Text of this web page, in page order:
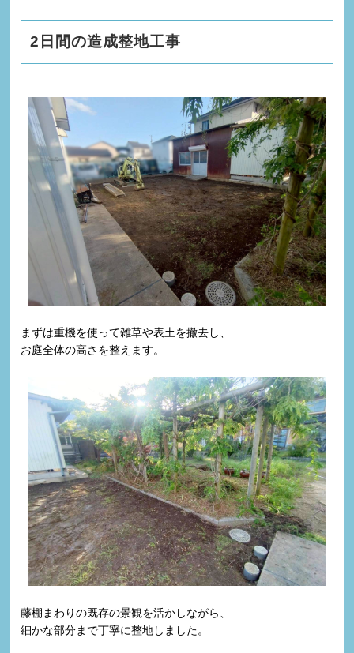
2日間の造成整地工事
まずは重機を使って雑草や表土を撤去し、
お庭全体の高さを整えます。
藤棚まわりの既存の景観を活かしながら、
細かな部分まで丁寧に整地しました。